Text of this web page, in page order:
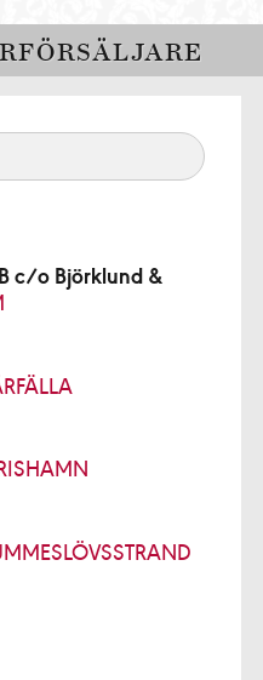
c/o Björklund &